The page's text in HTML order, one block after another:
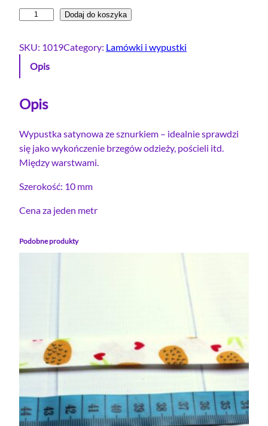
o
ś
y
u
t
a
a
y
I
S
K
Dodaj do koszyka
SKU: 1019Category: Lamówki i wypustki
Opis
Opis
Wypustka satynowa ze sznurkiem – idealnie sprawdzi
się jako wykończenie brzegów odzieży, pościeli itd.
Między warstwami.
Szerokość: 10 mm
Cena za jeden metr
Podobne produkty